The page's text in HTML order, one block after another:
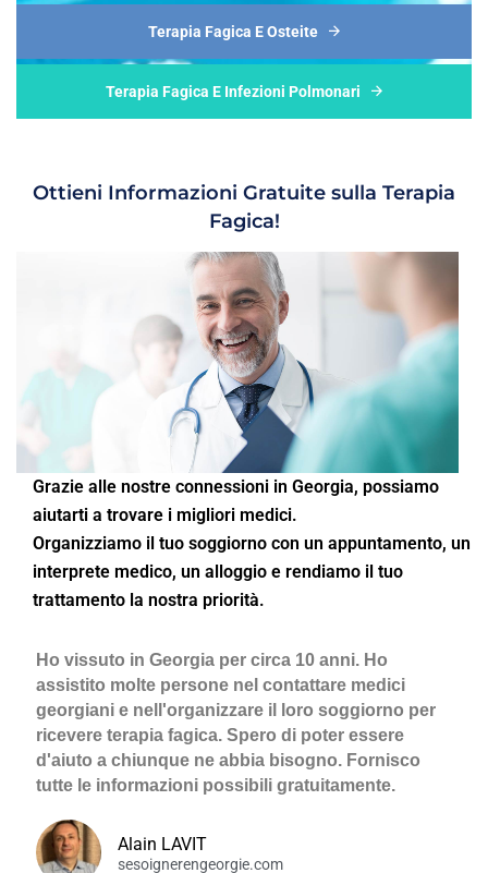
Terapia Fagica E Osteite
Terapia Fagica E Infezioni Polmonari
Ottieni Informazioni Gratuite sulla Terapia
Fagica!
Grazie alle nostre connessioni in Georgia, possiamo
aiutarti a trovare i migliori medici.
Organizziamo il tuo soggiorno con un appuntamento, un
interprete medico, un alloggio e rendiamo il tuo
trattamento la nostra priorità.
Ho vissuto in Georgia per circa 10 anni. Ho
assistito molte persone nel contattare medici
georgiani e nell'organizzare il loro soggiorno per
ricevere terapia fagica. Spero di poter essere
d'aiuto a chiunque ne abbia bisogno. Fornisco
tutte le informazioni possibili gratuitamente.
Alain LAVIT
sesoignerengeorgie.com